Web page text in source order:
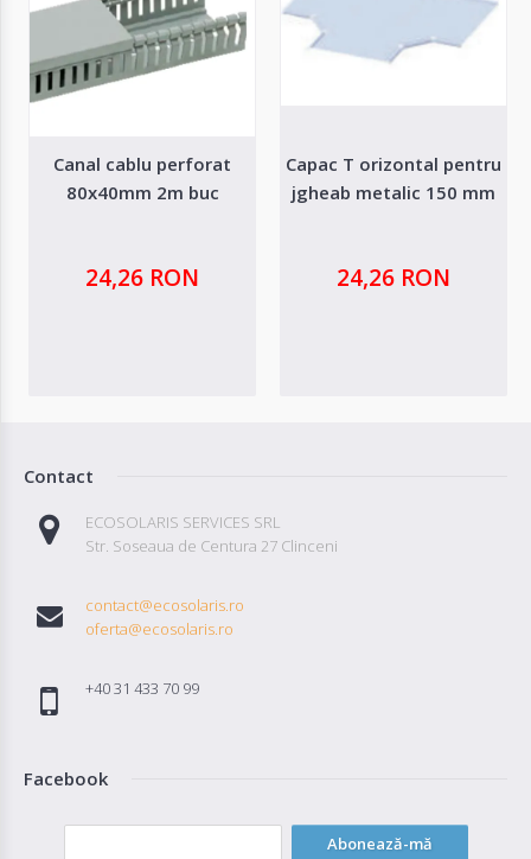
Canal cablu perforat
80x40mm 2m buc
24,26 RON
Capac T orizontal pentru
jgheab metalic 150 mm
24,26 RON
Contact
ECOSOLARIS SERVICES SRL
Str. Soseaua de Centura 27 Clinceni
contact@ecosolaris.ro
oferta@ecosolaris.ro
+40 31 433 70 99
Facebook
Abonează-mă